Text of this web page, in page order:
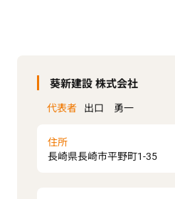
葵新建設 株式会社
代表者 出口 勇一
住所
長崎県長崎市平野町1-35